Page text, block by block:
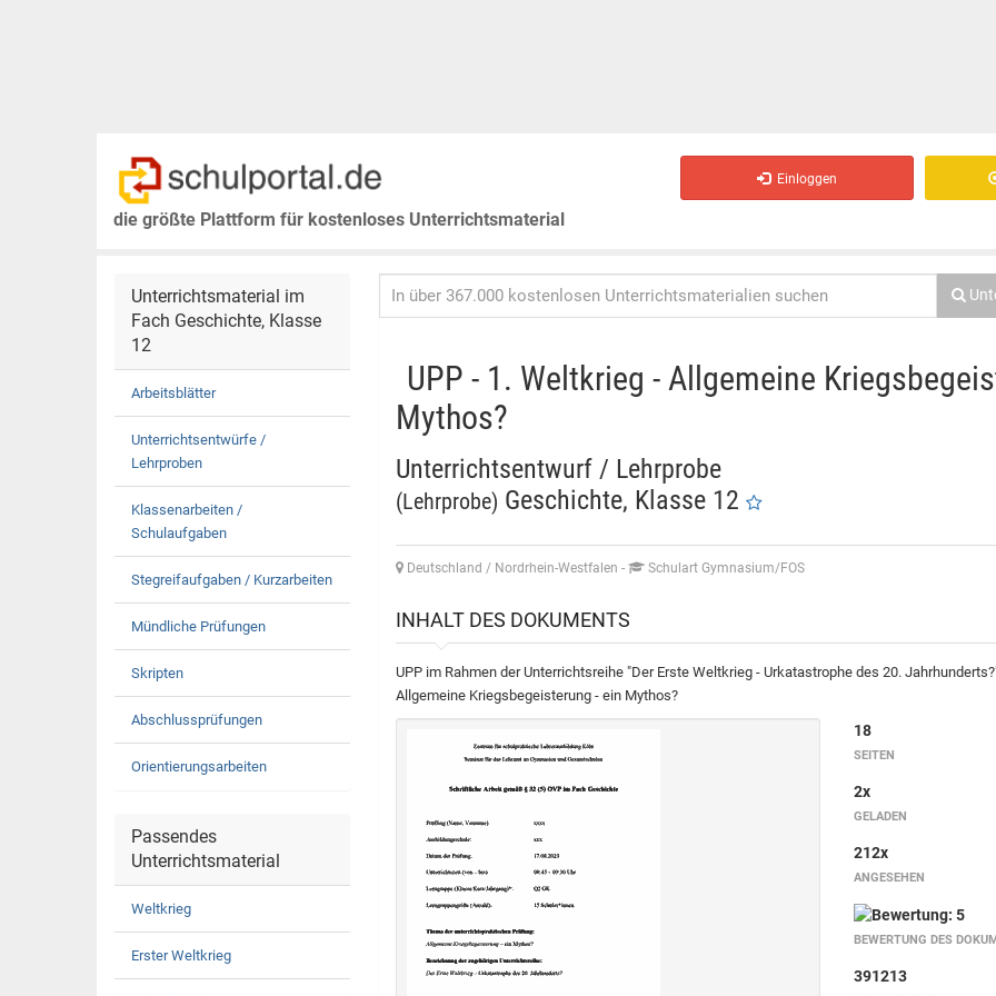
die größte Plattform für kostenloses Unterrichtsmaterial
Einloggen
Unterrichtsmaterial im
Fach Geschichte, Klasse
12
Arbeitsblätter
Unterrichtsentwürfe /
Lehrproben
Klassenarbeiten /
Schulaufgaben
Stegreifaufgaben / Kurzarbeiten
Mündliche Prüfungen
Skripten
Abschlussprüfungen
Orientierungsarbeiten
Passendes
Unterrichtsmaterial
Weltkrieg
Erster Weltkrieg
UPP - 1. Weltkrieg - Allgemeine
Mythos?
Unterrichtsentwurf / Lehrprobe
(Lehrprobe) Geschichte, Klasse 12
Deutschland / Nordrhein-Westfalen - Schulart Gymnasium/FOS
INHALT DES DOKUMENTS
UPP im Rahmen der Unterrichtsreihe "Der Erste Weltkrieg - Urkatastrophe des 20.
Allgemeine Kriegsbegeisterung - ein Mythos?
18
SEITEN
2x
GELADEN
212x
ANGESEHEN
BEWERTUNG DES
391213